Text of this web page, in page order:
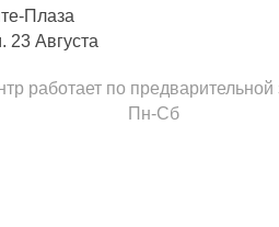
Плаза
23 Августа
работает по предварительной
Пн-Сб